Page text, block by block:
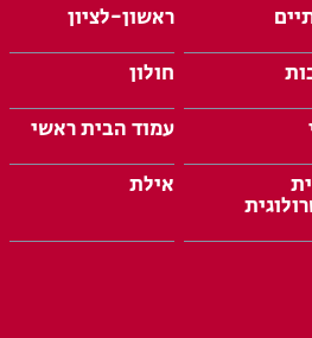
ראשון-לציון
חולון
עמוד הבית ראשי
אילת